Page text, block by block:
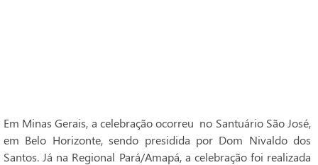
Em Minas Gerais, a celebração ocorreu no Santuário São José,
em Belo Horizonte, sendo presidida por Dom Nivaldo dos
Santos. Já na Regional Pará/Amapá, a celebração foi realizada